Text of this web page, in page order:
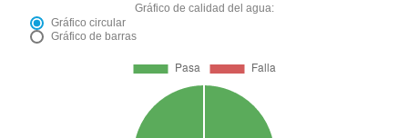
Gráfico de calidad del agua:
Gráfico circular
Gráfico de barras